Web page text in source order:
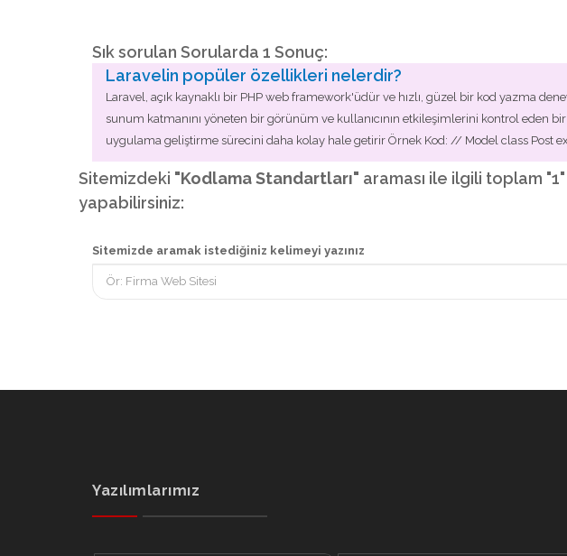
Sık sorulan Sorularda 1 Sonuç:
Laravelin popüler özellikleri nelerdir?
Laravel, açık kaynaklı bir PHP web framework'üdür ve hızlı, güzel bir kod yazma
sunum katmanını yöneten bir görünüm ve kullanıcının etkileşimlerini kontrol eden
uygulama geliştirme sürecini daha kolay hale getirir Örnek Kod: // Model class Post
Sitemizdeki "Kodlama Standartları" araması ile ilgili toplam
yapabilirsiniz:
Sitemizde aramak istediğiniz kelimeyi yazınız
Yazılımlarımız